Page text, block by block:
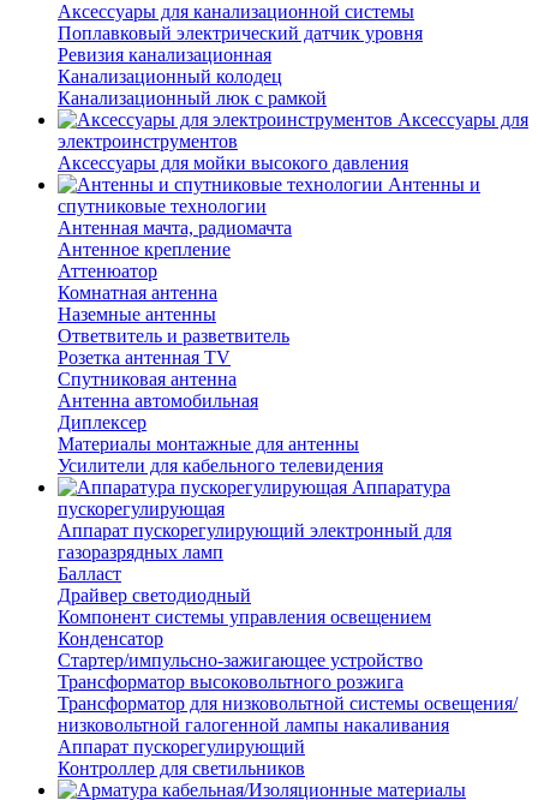
Аксессуары для канализационной системы
Поплавковый электрический датчик уровня
Ревизия канализационная
Канализационный колодец
Канализационный люк с рамкой
Аксессуары для
электроинструментов
Аксессуары для мойки высокого давления
Антенны и
спутниковые технологии
Антенная мачта, радиомачта
Антенное крепление
Аттенюатор
Комнатная антенна
Наземные антенны
Ответвитель и разветвитель
Розетка антенная TV
Спутниковая антенна
Антенна автомобильная
Диплексер
Материалы монтажные для антенны
Усилители для кабельного телевидения
Аппаратура
пускорегулирующая
Аппарат пускорегулирующий электронный для
газоразрядных ламп
Балласт
Драйвер светодиодный
Компонент системы управления освещением
Конденсатор
Стартер/импульсно-зажигающее устройство
Трансформатор высоковольтного розжига
Трансформатор для низковольтной системы освещения/
низковольтной галогенной лампы накаливания
Аппарат пускорегулирующий
Контроллер для светильников